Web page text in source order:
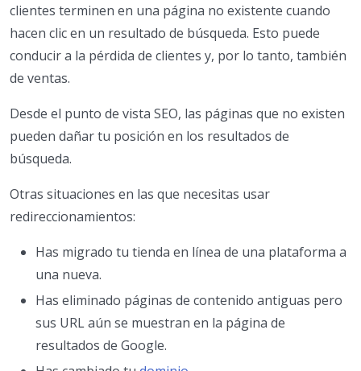
clientes terminen en una página no existente cuando
hacen clic en un resultado de búsqueda. Esto puede
conducir a la pérdida de clientes y, por lo tanto, también
de ventas.
Desde el punto de vista SEO, las páginas que no existen
pueden dañar tu posición en los resultados de
búsqueda.
Otras situaciones en las que necesitas usar
redireccionamientos:
Has migrado tu tienda en línea de una plataforma a
una nueva.
Has eliminado páginas de contenido antiguas pero
sus URL aún se muestran en la página de
resultados de Google.